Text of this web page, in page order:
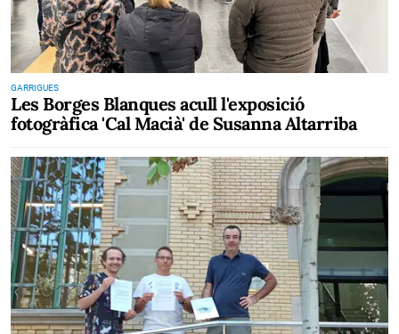
GARRIGUES
Les Borges Blanques acull l'exposició
fotogràfica 'Cal Macià' de Susanna Altarriba